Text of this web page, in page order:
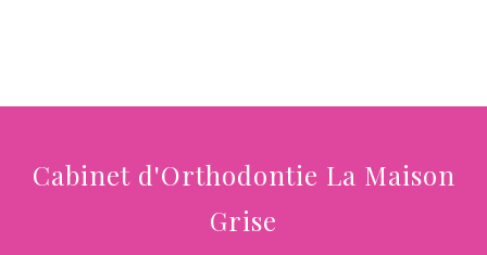
Cabinet d'Orthodontie La Maison
Grise